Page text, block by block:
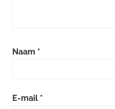
Naam *
E-mail *